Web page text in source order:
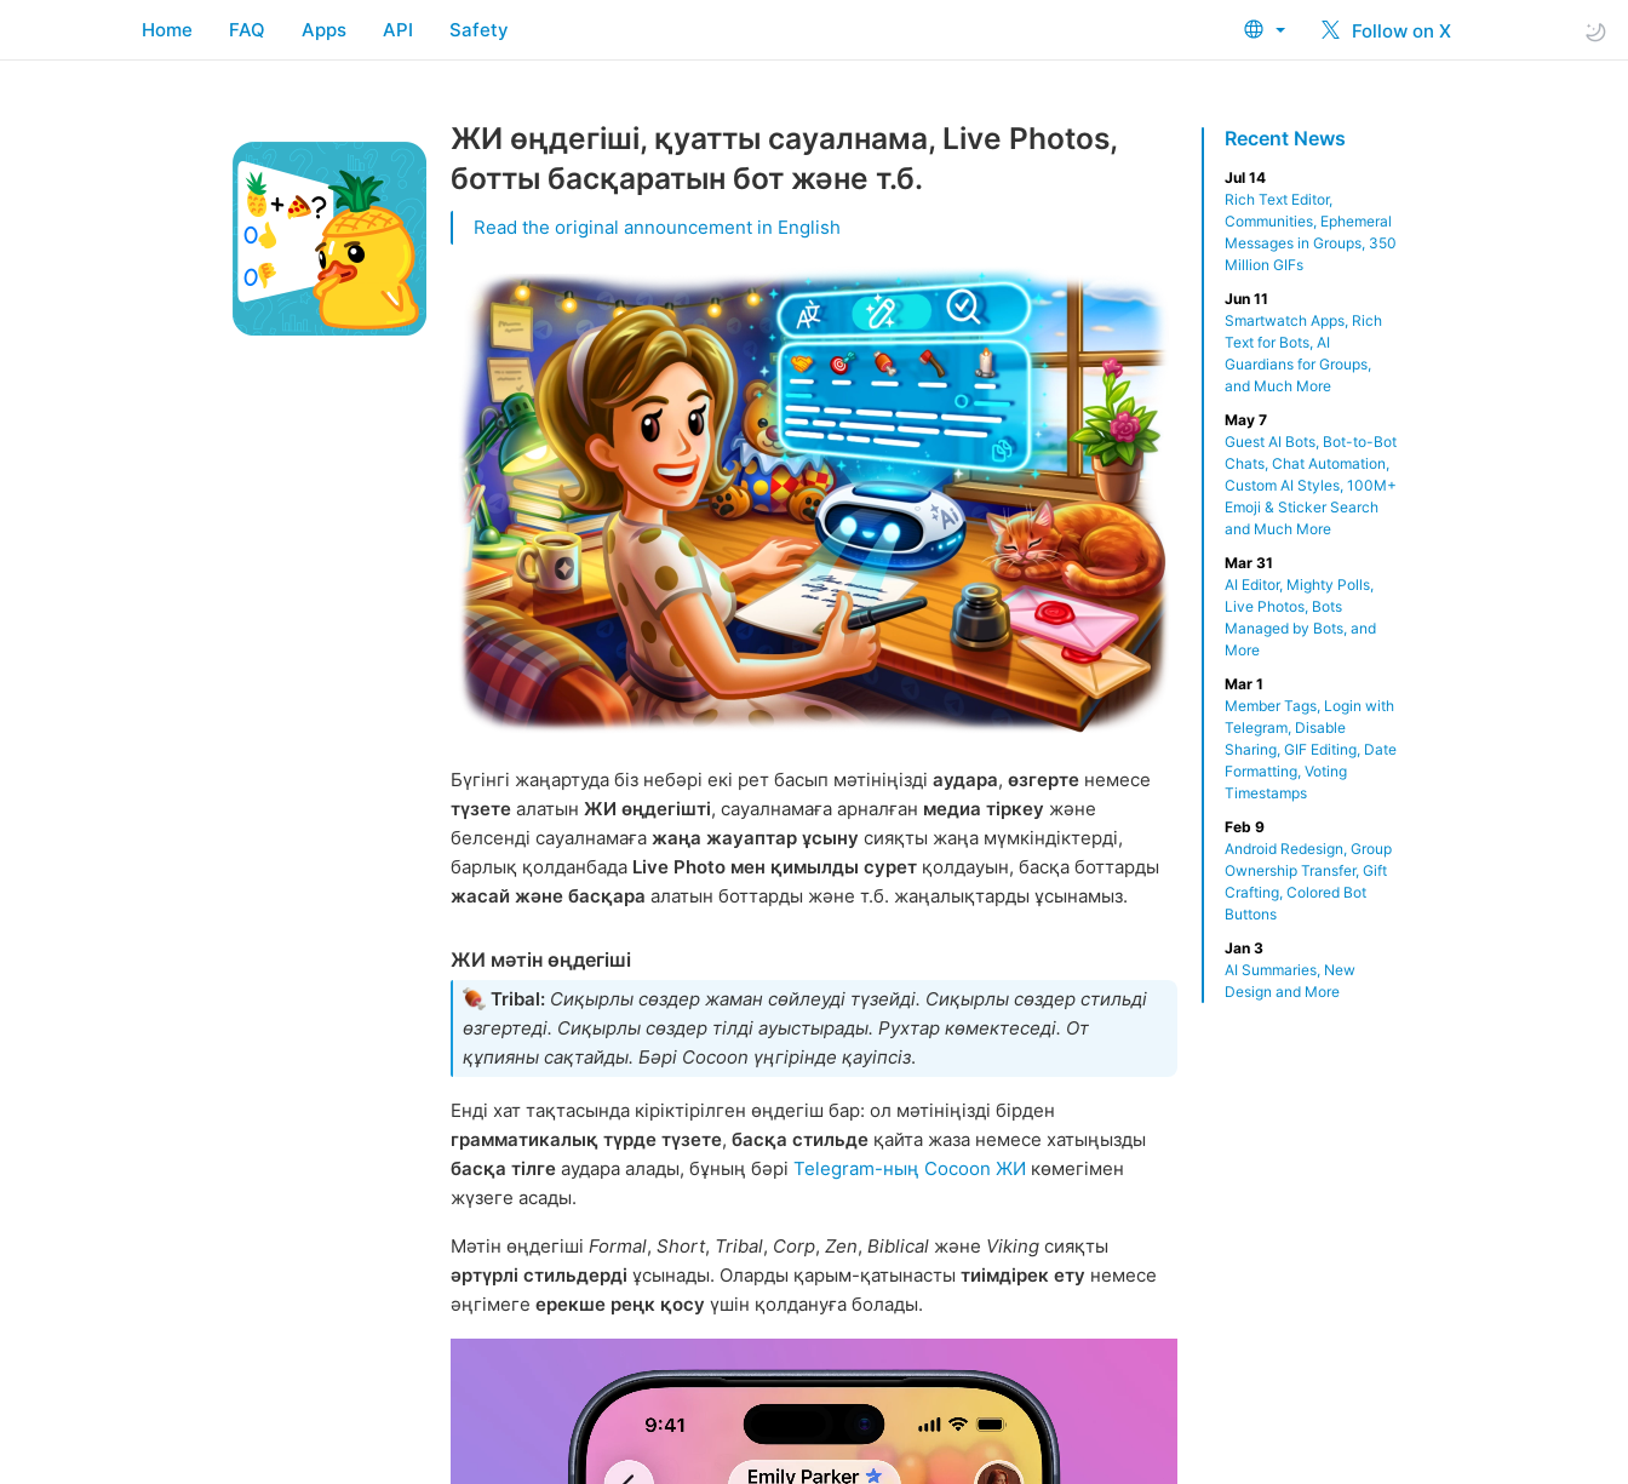
Follow on X
Home FAQ Apps API Safety
Recent News
Jul 14
Rich Text Editor,
Communities, Ephemeral
Messages in Groups, 350
Million GIFs
Jun 11
Smartwatch Apps, Rich
Text for Bots, AI
Guardians for Groups,
and Much More
May 7
Guest AI Bots, Bot-to-Bot
Chats, Chat Automation,
Custom AI Styles, 100M+
Emoji & Sticker Search
and Much More
Mar 31
AI Editor, Mighty Polls,
Live Photos, Bots
Managed by Bots, and
More
Mar 1
Member Tags, Login with
Telegram, Disable
Sharing, GIF Editing, Date
Formatting, Voting
Timestamps
Feb 9
Android Redesign, Group
Ownership Transfer, Gift
Crafting, Colored Bot
Buttons
Jan 3
AI Summaries, New
Design and More
ЖИ өңдегіші, қуатты сауалнама, Live Photos,
ботты басқаратын бот және т.б.
Read the original announcement in English
Бүгінгі жаңартуда біз небәрі екі рет басып мәтініңізді аудара, өзгерте немесе
түзете алатын ЖИ өңдегішті, сауалнамаға арналған медиа тіркеу және
белсенді сауалнамаға жаңа жауаптар ұсыну сияқты жаңа мүмкіндіктерді,
барлық қолданбада Live Photo мен қимылды сурет қолдауын, басқа боттарды
жасай және басқара алатын боттарды және т.б. жаңалықтарды ұсынамыз.
ЖИ мәтін өңдегіші
Tribal: Сиқырлы сөздер жаман сөйлеуді түзейді. Сиқырлы сөздер стильді
өзгертеді. Сиқырлы сөздер тілді ауыстырады. Рухтар көмектеседі. От
құпияны сақтайды. Бәрі Cocoon үңгірінде қауіпсіз.
Енді хат тақтасында кіріктірілген өңдегіш бар: ол мәтініңізді бірден
грамматикалық түрде түзете, басқа стильде қайта жаза немесе хатыңызды
басқа тілге аудара алады, бұның бәрі Telegram-ның Cocoon ЖИ көмегімен
жүзеге асады.
Мәтін өңдегіші Formal, Short, Tribal, Corp, Zen, Biblical және Viking сияқты
әртүрлі стильдерді ұсынады. Оларды қарым-қатынасты тиімдірек ету немесе
әңгімеге ерекше реңк қосу үшін қолдануға болады.